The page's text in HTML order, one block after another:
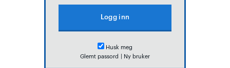
Husk meg
Glemt passord
Ny bruker